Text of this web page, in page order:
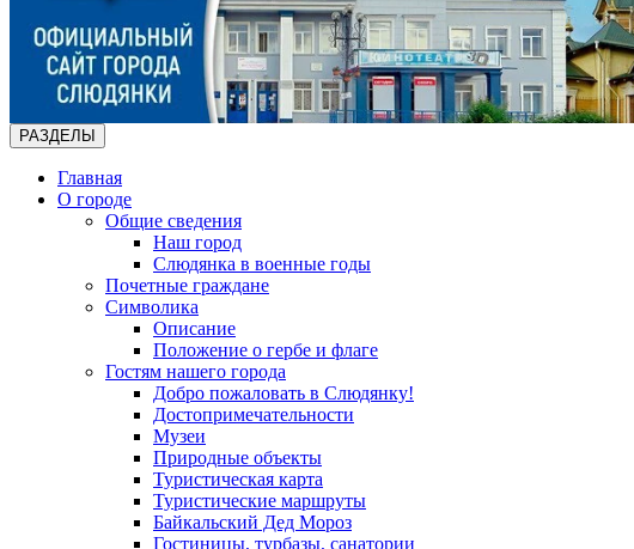
РАЗДЕЛЫ
Главная
О городе
Общие сведения
Наш город
Слюдянка в военные годы
Почетные граждане
Символика
Описание
Положение о гербе и флаге
Гостям нашего города
Добро пожаловать в Слюдянку!
Достопримечательности
Музеи
Природные объекты
Туристическая карта
Туристические маршруты
Байкальский Дед Мороз
Гостиницы, турбазы, санатории